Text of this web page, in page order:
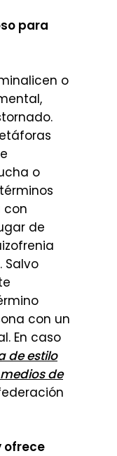
para
o
o
con
de
Salvo
con un
En caso
de estilo
de
ofrece